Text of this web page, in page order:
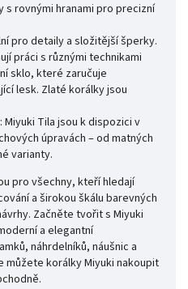
s rovnými hranami pro precizní
pro detaily a složitější šperky.
práci s různými technikami
sklo, které zaručuje
lesk. Zlaté korálky jsou
: Miyuki Tila jsou k dispozici v
úpravách – od matných
varianty.
pro všechny, kteří hledají
a širokou škálu barevných
Začněte tvořit s Miyuki
a elegantní
náhrdelníků, náušnic a
můžete korálky Miyuki nakoupit